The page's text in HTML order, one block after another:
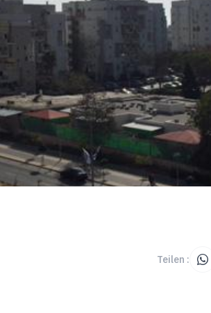
Teilen :